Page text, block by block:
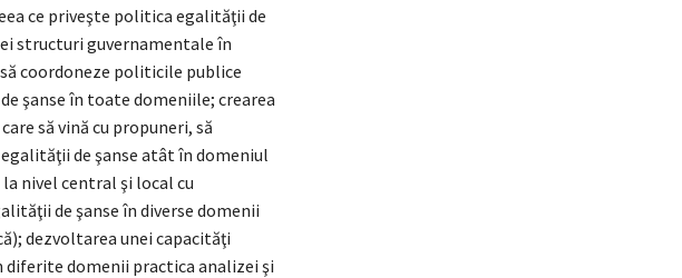
ce priveşte politica egalităţii de
structuri guvernamentale în
coordoneze politicile publice
şanse în toate domeniile; crearea
să vină cu propuneri, să
de şanse atât în domeniul
nivel central şi local cu
de şanse în diverse domenii
dezvoltarea unei capacităţi
diferite domenii practica analizei şi